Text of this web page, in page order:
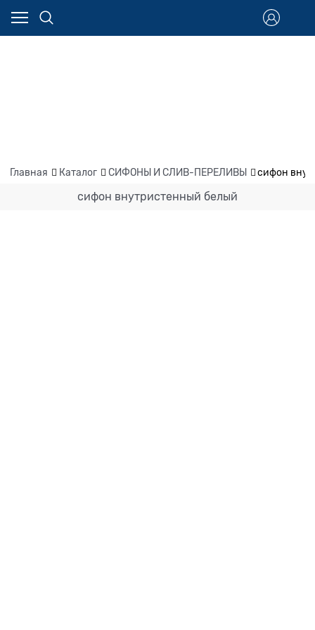
Главная Каталог СИФОНЫ И СЛИВ-ПЕРЕЛИВЫ сифон
сифон внутристенный белый